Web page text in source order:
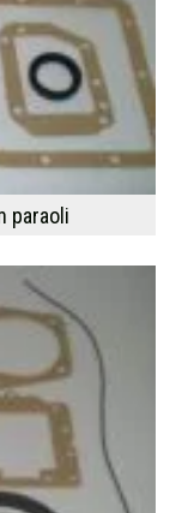
paraoli